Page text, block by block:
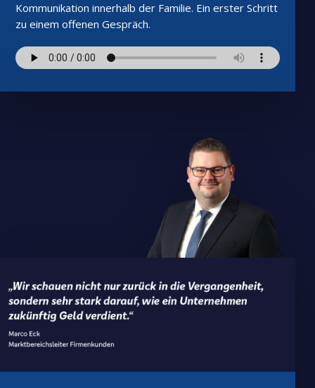
Kommunikation innerhalb der Familie. Ein erster Schritt
zu einem offenen Gespräch.